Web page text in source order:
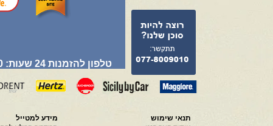
טלפון להזמנות 24 שעות: 077-8009010
תנאי שימוש
מידע למטייל